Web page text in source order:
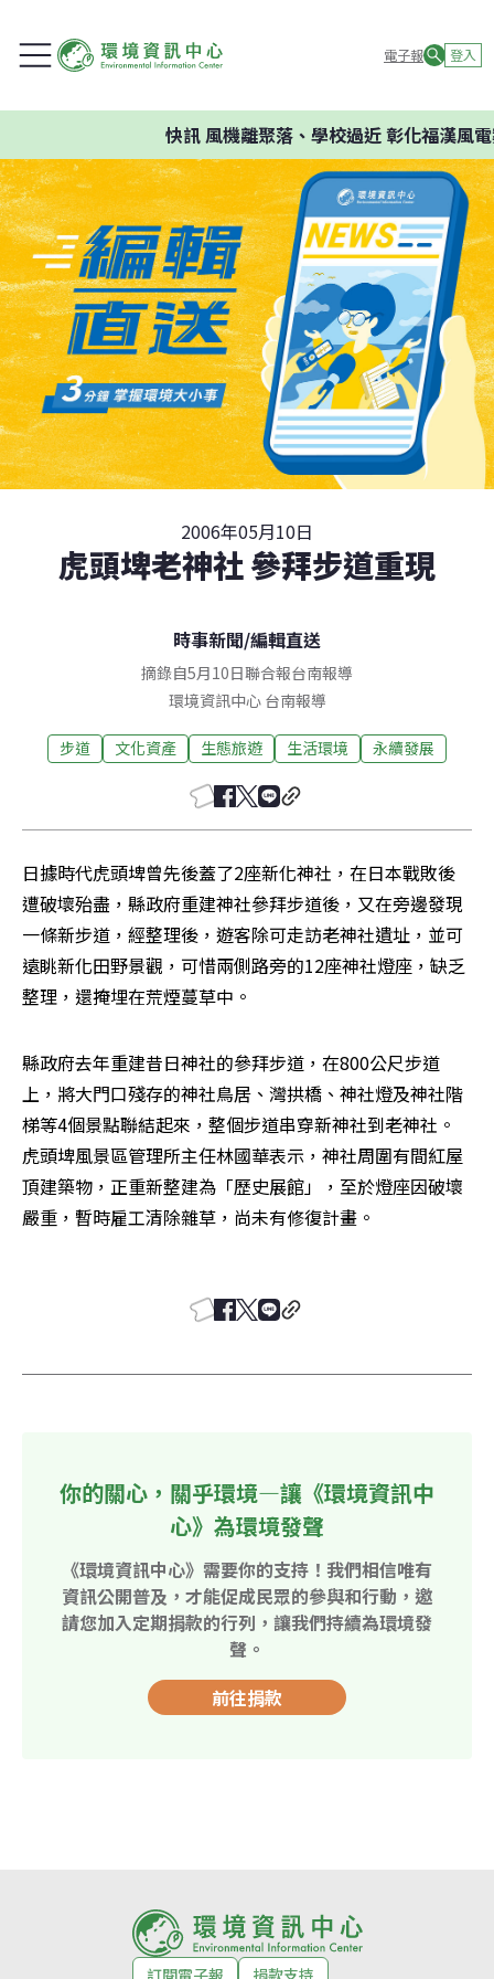
電子報 登入
快訊風機離聚落、學校過近 彰化福漢風電
2006年05月10日
虎頭埤老神社 參拜步道重現
時事新聞/編輯直送
摘錄自5月10日聯合報台南報導
環境資訊中心 台南報導
步道 文化資產 生態旅遊 生活環境 永續發展
日據時代虎頭埤曾先後蓋了2座新化神社，在日本戰敗後
遭破壞殆盡，縣政府重建神社參拜步道後，又在旁邊發現
一條新步道，經整理後，遊客除可走訪老神社遺址，並可
遠眺新化田野景觀，可惜兩側路旁的12座神社燈座，缺乏
整理，還掩埋在荒煙蔓草中。
縣政府去年重建昔日神社的參拜步道，在800公尺步道
上，將大門口殘存的神社鳥居、灣拱橋、神社燈及神社階
梯等4個景點聯結起來，整個步道串穿新神社到老神社。
虎頭埤風景區管理所主任林國華表示，神社周圍有間紅屋
頂建築物，正重新整建為「歷史展館」，至於燈座因破壞
嚴重，暫時雇工清除雜草，尚未有修復計畫。
你的關心，關乎環境—讓《環境資訊中
心》為環境發聲
《環境資訊中心》需要你的支持！我們相信唯有
資訊公開普及，才能促成民眾的參與和行動，邀
請您加入定期捐款的行列，讓我們持續為環境發
聲。
前往捐款